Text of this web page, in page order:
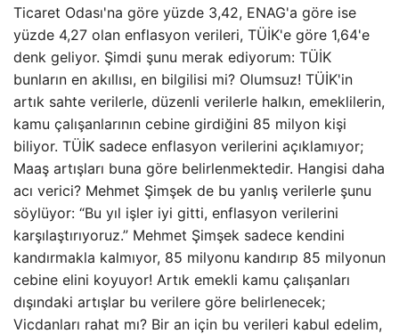
Ticaret Odası'na göre yüzde 3,42, ENAG'a göre ise
yüzde 4,27 olan enflasyon verileri, TÜİK'e göre 1,64'e
denk geliyor. Şimdi şunu merak ediyorum: TÜİK
bunların en akıllısı, en bilgilisi mi? Olumsuz! TÜİK'in
artık sahte verilerle, düzenli verilerle halkın, emeklilerin,
kamu çalışanlarının cebine girdiğini 85 milyon kişi
biliyor. TÜİK sadece enflasyon verilerini açıklamıyor;
Maaş artışları buna göre belirlenmektedir. Hangisi daha
acı verici? Mehmet Şimşek de bu yanlış verilerle şunu
söylüyor: “Bu yıl işler iyi gitti, enflasyon verilerini
karşılaştırıyoruz.” Mehmet Şimşek sadece kendini
kandırmakla kalmıyor, 85 milyonu kandırıp 85 milyonun
cebine elini koyuyor! Artık emekli kamu çalışanları
dışındaki artışlar bu verilere göre belirlenecek;
Vicdanları rahat mı? Bir an için bu verileri kabul edelim,